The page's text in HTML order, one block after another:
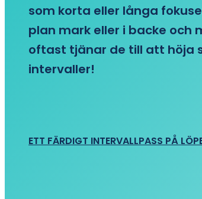
som korta eller långa
plan mark eller i backe och
oftast tjänar de till att höja
intervaller!
ETT FÄRDIGT INTERVALLPASS PÅ